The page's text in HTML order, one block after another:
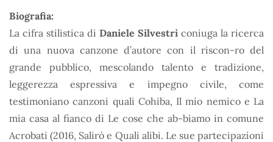
Biografia:
La cifra stilistica di Daniele Silvestri coniuga la ricerca
di una nuova canzone d’autore con il riscon-ro del
grande pubblico, mescolando talento e tradizione,
leggerezza espressiva e impegno civile, come
testimoniano canzoni quali Cohiba, Il mio nemico e La
mia casa al fianco di Le cose che ab-biamo in comune
Acrobati (2016, Salirò e Quali alibi. Le sue partecipazioni